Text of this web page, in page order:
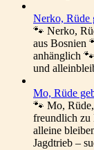
Nerko, Rüde
🐾 Nerko,
aus Bosnien
anhänglich
und
Mo, Rüde
🐾 Mo,
freundlich zu
alleine
Jagdtrieb –